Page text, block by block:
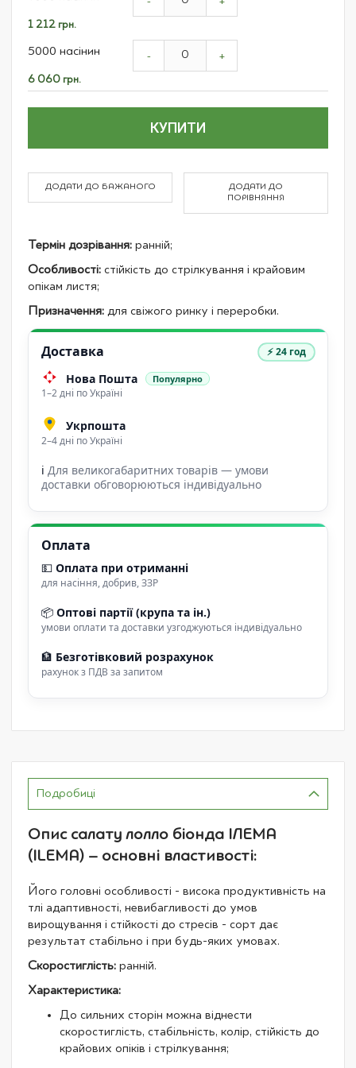
1 212 грн.
5000 насінин
6 060 грн.
- +
КУПИТИ
ДОДАТИ ДО БАЖАНОГО
ДОДАТИ ДО
ПОРІВНЯННЯ
Термін дозрівання: ранній;
Особливості: стійкість до стрілкування і крайовим
опікам листя;
Призначення: для свіжого ринку і переробки.
Доставка ⚡ 24 год
Нова Пошта Популярно
1–2 дні по Україні
Укрпошта
2–4 дні по Україні
ℹ Для великогабаритних товарів — умови
доставки обговорюються індивідуально
Оплата
💵 Оплата при отриманні
для насіння, добрив, ЗЗР
📦 Оптові партії (крупа та ін.)
умови оплати та доставки узгоджуються індивідуально
🏦 Безготівковий розрахунок
рахунок з ПДВ за запитом
Подробиці
Опис салату лолло біонда ІЛЕМА
(ILEMA) – основні властивості:
Його головні особливості - висока продуктивність на
тлі адаптивності, невибагливості до умов
вирощування і стійкості до стресів - сорт дає
результат стабільно і при будь-яких умовах.
Скоростиглість: ранній.
Характеристика:
До сильних сторін можна віднести
скоростиглість, стабільність, колір, стійкість до
крайових опіків і стрілкування;